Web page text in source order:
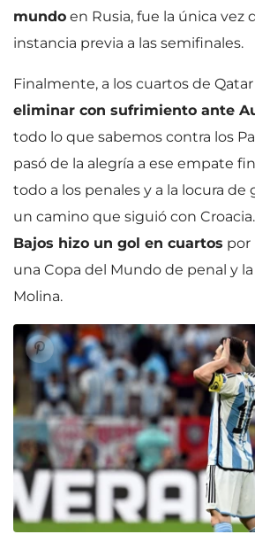
mundo en Rusia, fue la única vez
instancia previa a las semifinales.
Finalmente, a los cuartos de Qatar
eliminar con sufrimiento ante
todo lo que sabemos contra los
pasó de la alegría a ese empate
todo a los penales y a la locura de
un camino que siguió con
Bajos hizo un gol en cuartos por
una Copa del Mundo de penal y
Molina.